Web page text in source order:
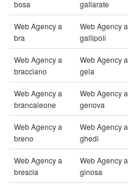
bosa
gallarate
Web Agency a
bra
Web Agency a
gallipoli
Web Agency a
bracciano
Web Agency a
gela
Web Agency a
brancaleone
Web Agency a
genova
Web Agency a
breno
Web Agency a
ghedi
Web Agency a
brescia
Web Agency a
ginosa